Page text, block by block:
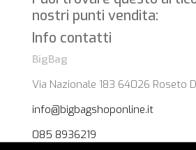
nostri punti vendita:
Info contatti
BigBag
Via Nazionale 183 64026 Roseto
info@bigbagshoponline.it
085 8936219